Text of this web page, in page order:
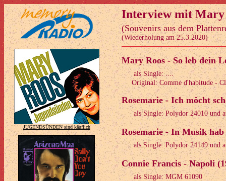
JUGENDSÜNDEN sind käuflich
Interview mit Mary
(Souvenirs aus dem
(Wiederholung am 25.3.2020)
Mary Roos - So leb dein
als Single: ....
Original: Comme d'habitude -
Rosemarie - Ich möcht
als Single: Polydor 24010 und
Rosemarie - In Musik hab
als Single: Polydor 24149 und
Connie Francis - Napoli
als Single: MGM 61090